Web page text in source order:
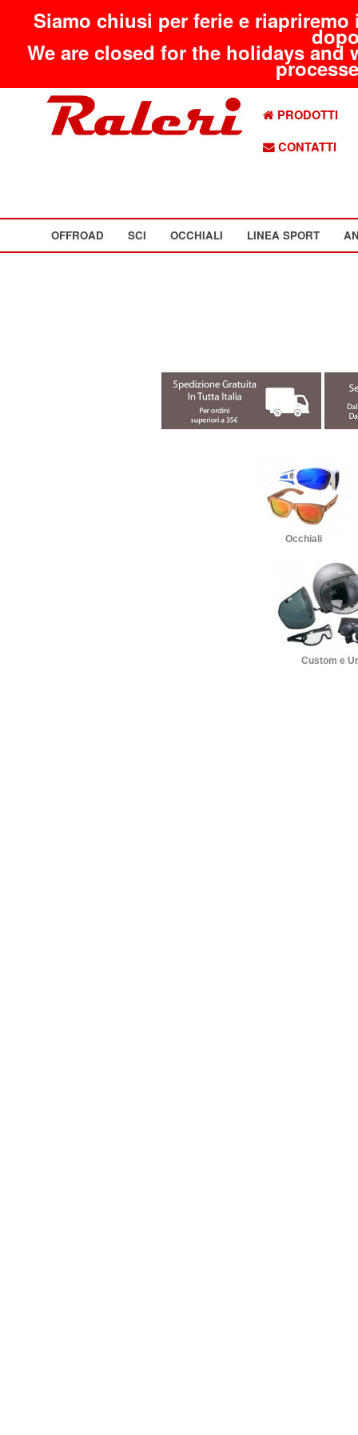
Siamo chiusi per ferie e
We are closed for the holidays
PRODOTTI
CONTATTI
OFFROAD SCI OCCHIALI LINEA SPORT
Occhiali
Custom e